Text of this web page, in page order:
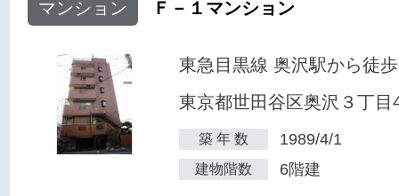
マンション Ｆ－１マンション
東急目黒線 奥沢駅から徒
東京都世田谷区奥沢３丁目
築 年 数 1989/4/1
建物階数 6階建